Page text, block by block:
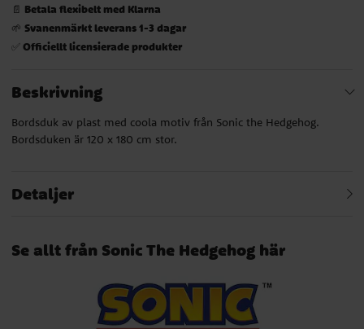
📄 Betala flexibelt med Klarna
🌱 Svanenmärkt leverans 1-3 dagar
✅ Officiellt licensierade produkter
Beskrivning
Bordsduk av plast med coola motiv från Sonic the Hedgehog.
Bordsduken är 120 x 180 cm stor.
Detaljer
Se allt från Sonic The Hedgehog här